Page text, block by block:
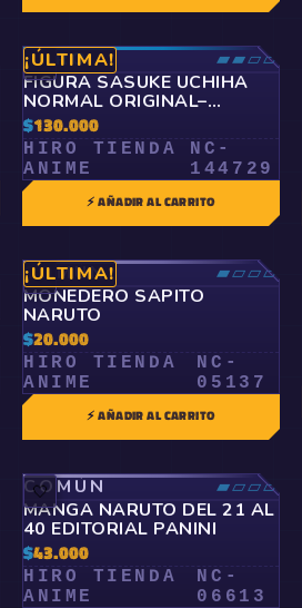
🤍
¡ÚLTIMA!
RARO
▰▰▱▱
FIGURA SASUKE UCHIHA
NORMAL ORIGINAL–
NARUTO
$130.000
HIRO TIENDA
ANIME
NC-
144729
⚡ AÑADIR AL CARRITO
🤍
¡ÚLTIMA!
COMÚN
▰▱▱▱
MONEDERO SAPITO
NARUTO
$20.000
HIRO TIENDA
ANIME
NC-
05137
⚡ AÑADIR AL CARRITO
🤍
COMÚN
▰▱▱▱
MANGA NARUTO DEL 21 AL
40 EDITORIAL PANINI
$43.000
HIRO TIENDA
ANIME
NC-
06613